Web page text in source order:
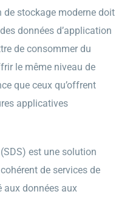
de stockage moderne doit
données d’application
de consommer du
le même niveau de
que ceux qu’offrent
applicatives
est une solution
de services de
aux données aux